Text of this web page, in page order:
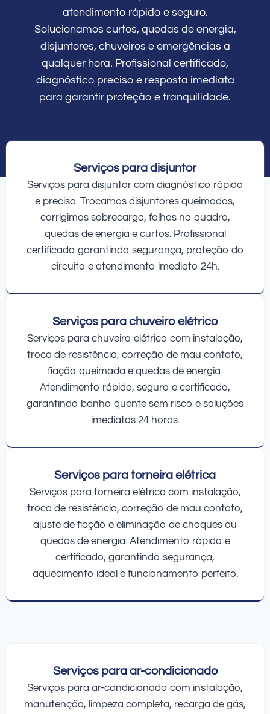
atendimento rápido e seguro.
Solucionamos curtos, quedas de energia,
disjuntores, chuveiros e emergências a
qualquer hora. Profissional certificado,
diagnóstico preciso e resposta imediata
para garantir proteção e tranquilidade.
Serviços para disjuntor
Serviços para disjuntor com diagnóstico rápido
e preciso. Trocamos disjuntores queimados,
corrigimos sobrecarga, falhas no quadro,
quedas de energia e curtos. Profissional
certificado garantindo segurança, proteção do
circuito e atendimento imediato 24h.
Serviços para chuveiro elétrico
Serviços para chuveiro elétrico com instalação,
troca de resistência, correção de mau contato,
fiação queimada e quedas de energia.
Atendimento rápido, seguro e certificado,
garantindo banho quente sem risco e soluções
imediatas 24 horas.
Serviços para torneira elétrica
Serviços para torneira elétrica com instalação,
troca de resistência, correção de mau contato,
ajuste de fiação e eliminação de choques ou
quedas de energia. Atendimento rápido e
certificado, garantindo segurança,
aquecimento ideal e funcionamento perfeito.
Serviços para ar-condicionado
Serviços para ar-condicionado com instalação,
manutenção, limpeza completa, recarga de gás,